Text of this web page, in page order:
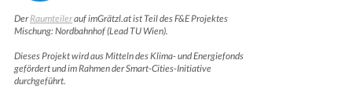
DerRaumteilerauf imGrätzl.at ist Teil des F&E Projektes
Mischung: Nordbahnhof (Lead TU Wien).
Dieses Projekt wird aus Mitteln des Klima- und Energiefonds
gefördert und im Rahmen der Smart-Cities-Initiative
durchgeführt.